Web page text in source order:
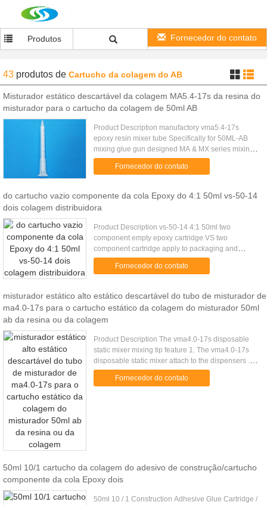
Produtos Fornecedor do contato
43 produtos de Cartucho da colagem do AB
Misturador estático descartável da colagem MA5.4-17s da resina do
misturador para o cartucho da colagem de 50ml AB
Product Description manufactory vma5.4-17s
epoxy resin mixer tube Specifically for 50ML-AB
mixing glue gun designed MA & MX series mixing
tube, a light square bayonet interface, can and
50ML-AB plastic tube ...
Fornecedor do contato
do cartucho vazio componente da cola Epoxy do 4:1 50ml vs-50-14
dois colagem distribuidora
Product Description vs-50-14 4:1 50ml two
component empty epoxy cartridge VS two
component cartridge apply to packaging and
storage two-component liquid, With glue gun use,
match with VMA and VMC static mixer, ...
Fornecedor do contato
misturador estático alto estático descartável do tubo de misturador de
ma4.0-17s para o cartucho estático da colagem do misturador 50ml
ab da resina ou da colagem
Product Description The vma4.0-17s disposable
static mixer mixing tip feature 1. The vma4.0-17s
disposable static mixer attach to the dispensers . 2,
The patented mixer keep parts A and B of the
adhesive ...Fornecedor do contato
50ml 10/1 cartucho da colagem do adesivo de construção/cartucho
componente da cola Epoxy dois
50ml 10 / 1 Construction Adhesive Glue Cartridge /